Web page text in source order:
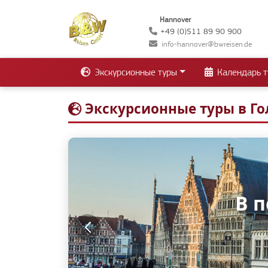
Hannover
+49 (0)511 89 90 900
info-hannover@bwreisen.de
Экскурсионные туры Календарь
Экскурсионные туры в
В